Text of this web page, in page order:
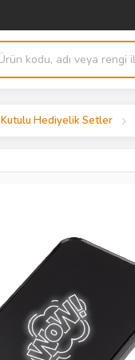
Kutulu Hediyelik Setler